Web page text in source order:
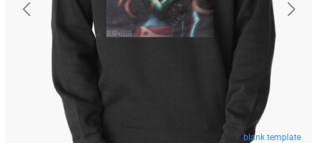
blank template